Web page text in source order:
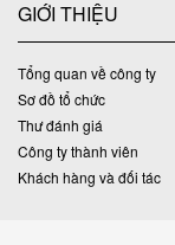
GIỚI THIỆU
Tổng quan về công ty
Sơ đồ tổ chức
Thư đánh giá
Công ty thành viên
Khách hàng và đối tác